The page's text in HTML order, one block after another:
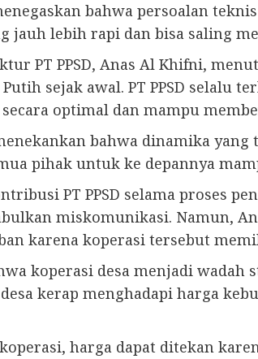
bahwa persoalan
jauh lebih rapi dan bisa saling
PT PPSD, Anas Al Khifni,
sejak awal. PT PPSD selalu
optimal dan mampu
bahwa dinamika
pihak untuk ke depannya
PT PPSD selama proses
miskomunikasi. Namun,
karena koperasi tersebut
koperasi desa menjadi
kerap menghadapi harga
harga dapat ditekan